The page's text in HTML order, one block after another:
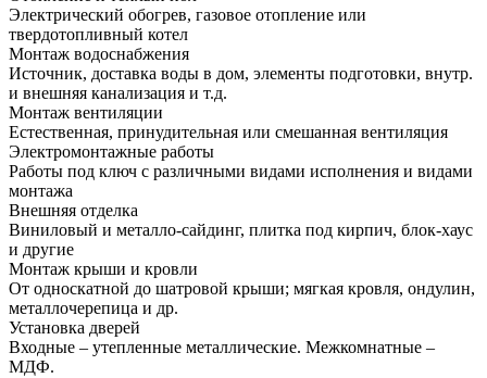
Электрический обогрев, газовое отопление или
твердотопливный котел
Монтаж водоснабжения
Источник, доставка воды в дом, элементы подготовки, внутр.
и внешняя канализация и т.д.
Монтаж вентиляции
Естественная, принудительная или смешанная вентиляция
Электромонтажные работы
Работы под ключ с различными видами исполнения и видами
монтажа
Внешняя отделка
Виниловый и металло-сайдинг, плитка под кирпич, блок-хаус
и другие
Монтаж крыши и кровли
От односкатной до шатровой крыши; мягкая кровля, ондулин,
металлочерепица и др.
Установка дверей
Входные – утепленные металлические. Межкомнатные –
МДФ.